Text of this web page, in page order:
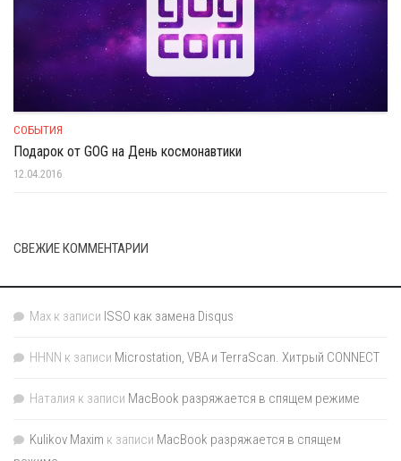
СОБЫТИЯ
Подарок от GOG на День космонавтики
12.04.2016
СВЕЖИЕ КОММЕНТАРИИ
Max к записи ISSO как замена Disqus
HHNN к записи Microstation, VBA и TerraScan. Хитрый CONNECT
Наталия к записи MacBook разряжается в спящем режиме
Kulikov Maxim к записи MacBook разряжается в спящем